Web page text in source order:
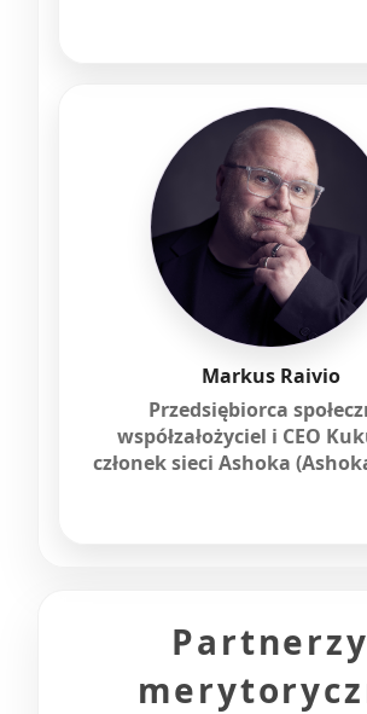
Markus Raivio
Przedsiębiorca
współzałożyciel i CEO
członek sieci Ashoka
Partnerzy